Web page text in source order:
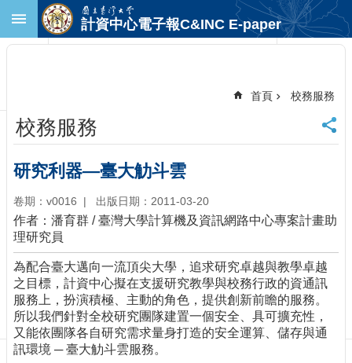
跳到主要內容區塊
首
頁
臺
大
首
頁
計
中
首
頁
聯
絡
資
訊
計資中心電子報C&INC E-paper
首頁 校務服務
校務服務
研究利器—臺大觔斗雲
卷期：v0016 出版日期：2011-03-20
作者：潘育群 / 臺灣大學計算機及資訊網路中心專案計畫助
理研究員
為配合臺大邁向一流頂尖大學，追求研究卓越與教學卓越
之目標，計資中心擬在支援研究教學與校務行政的資通訊
服務上，扮演積極、主動的角色，提供創新前瞻的服務。
所以我們針對全校研究團隊建置一個安全、具可擴充性，
又能依團隊各自研究需求量身打造的安全運算、儲存與通
訊環境 ─ 臺大觔斗雲服務。